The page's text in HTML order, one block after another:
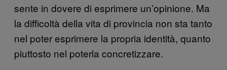
sente in dovere di esprimere un’opinione. Ma
la difficoltà della vita di provincia non sta tanto
nel poter esprimere la propria identità, quanto
piuttosto nel poterla concretizzare.